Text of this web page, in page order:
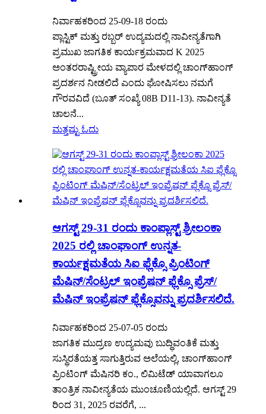
ನಿರ್ವಾಹಕರಿಂದ 25-09-18 ರಂದು
ಪ್ಲಾಸ್ಟಿಕ್ ಮತ್ತು ರಬ್ಬರ್ ಉದ್ಯಮದಲ್ಲಿ ನಾವೀನ್ಯತೆಗಾಗಿ
ಪ್ರಮುಖ ಜಾಗತಿಕ ಕಾರ್ಯಕ್ರಮವಾದ K 2025
ಅಂತರರಾಷ್ಟ್ರೀಯ ವ್ಯಾಪಾರ ಮೇಳದಲ್ಲಿ ಚಾಂಗ್‌ಹಾಂಗ್
ಪ್ರದರ್ಶನ ನೀಡಲಿದೆ ಎಂದು ಘೋಷಿಸಲು ನಮಗೆ
ಗೌರವವಿದೆ (ಬೂತ್ ಸಂಖ್ಯೆ 08B D11-13). ನಾವೀನ್ಯತೆ
ಚಾಲನೆ...
ಮತ್ತಷ್ಟು ಓದು
ಆಗಸ್ಟ್ 29-31 ರಂದು ಕಾಂಪ್ಲಾಸ್ಟ್ ಶ್ರೀಲಂಕಾ
2025 ರಲ್ಲಿ ಚಾಂಘಾಂಗ್ ಉನ್ನತ-
ಕಾರ್ಯಕ್ಷಮತೆಯ ಸಿಐ ಫ್ಲೆಕ್ಸೊ ಪ್ರಿಂಟಿಂಗ್
ಮೆಷಿನ್/ಸೆಂಟ್ರಲ್ ಇಂಪ್ರೆಷನ್ ಫ್ಲೆಕ್ಸೊ ಪ್ರೆಸ್/
ಮೆಷಿನ್ ಇಂಪ್ರೆಷನ್ ಫ್ಲೆಕ್ಸೊವನ್ನು ಪ್ರದರ್ಶಿಸಲಿದೆ.
ನಿರ್ವಾಹಕರಿಂದ 25-07-05 ರಂದು
ಜಾಗತಿಕ ಮುದ್ರಣ ಉದ್ಯಮವು ಬುದ್ಧಿವಂತಿಕೆ ಮತ್ತು
ಸುಸ್ಥಿರತೆಯತ್ತ ಸಾಗುತ್ತಿರುವ ಅಲೆಯಲ್ಲಿ, ಚಾಂಗ್‌ಹಾಂಗ್
ಪ್ರಿಂಟಿಂಗ್ ಮೆಷಿನರಿ ಕಂ., ಲಿಮಿಟೆಡ್ ಯಾವಾಗಲೂ
ತಾಂತ್ರಿಕ ನಾವೀನ್ಯತೆಯ ಮುಂಚೂಣಿಯಲ್ಲಿದೆ. ಆಗಸ್ಟ್ 29
ರಿಂದ 31, 2025 ರವರೆಗೆ, ...